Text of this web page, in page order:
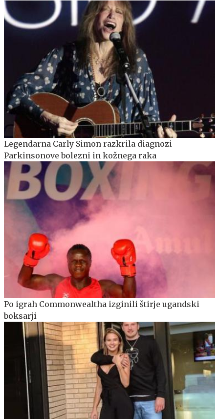
Legendarna Carly Simon razkrila diagnozi
Parkinsonove bolezni in kožnega raka
Po igrah Commonwealtha izginili štirje ugandski
boksarji